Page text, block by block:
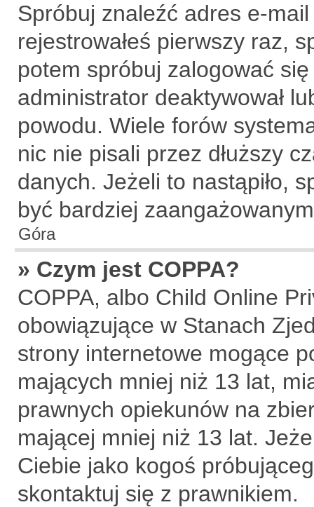
Spróbuj znaleźć adres e-
rejestrowałeś pierwszy raz,
potem spróbuj zalogować
administrator deaktywował
powodu. Wiele forów
nic nie pisali przez dłuższy
danych. Jeżeli to nastąpiło,
być bardziej
Góra
» Czym jest COPPA?
COPPA, albo Child Online
obowiązujące w Stanach
strony internetowe mogące
mających mniej niż 13 lat,
prawnych opiekunów na
mającej mniej niż 13 lat.
Ciebie jako kogoś
skontaktuj się z prawnikiem.